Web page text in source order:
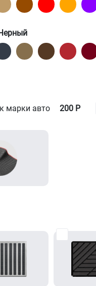
марки авто 200 Р